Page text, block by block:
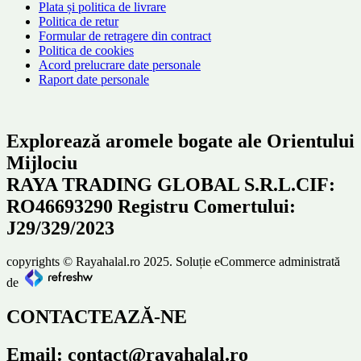
Plata și politica de livrare
Politica de retur
Formular de retragere din contract
Politica de cookies
Acord prelucrare date personale
Raport date personale
Explorează aromele bogate ale Orientului
Mijlociu
RAYA TRADING GLOBAL S.R.L.CIF:
RO46693290 Registru Comertului:
J29/329/2023
copyrights © Rayahalal.ro 2025. Soluție eCommerce administrată
de
CONTACTEAZĂ-NE
Email: contact@rayahalal.ro